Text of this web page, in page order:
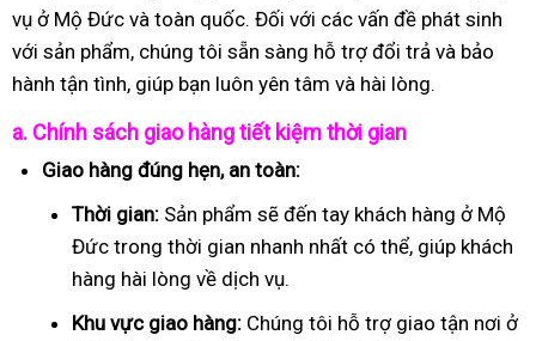
vụ ở Mộ Đức và toàn quốc. Đối với các vấn đề phát sinh
với sản phẩm, chúng tôi sẵn sàng hỗ trợ đổi trả và bảo
hành tận tình, giúp bạn luôn yên tâm và hài lòng.
a. Chính sách giao hàng tiết kiệm thời gian
Giao hàng đúng hẹn, an toàn:
Thời gian: Sản phẩm sẽ đến tay khách hàng ở Mộ
Đức trong thời gian nhanh nhất có thể, giúp khách
hàng hài lòng về dịch vụ.
Khu vực giao hàng: Chúng tôi hỗ trợ giao tận nơi ở